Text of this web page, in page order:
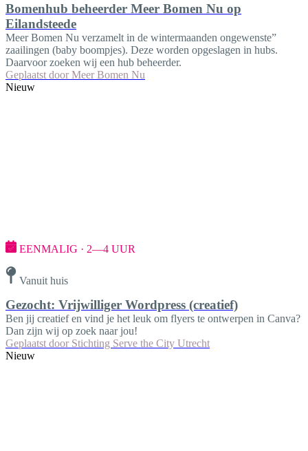
Bomenhub beheerder Meer Bomen Nu op
Eilandsteede
Meer Bomen Nu verzamelt in de wintermaanden ongewenste”
zaailingen (baby boompjes). Deze worden opgeslagen in hubs.
Daarvoor zoeken wij een hub beheerder.
Geplaatst door Meer Bomen Nu
Nieuw
EENMALIG · 2—4 UUR
Vanuit huis
Gezocht: Vrijwilliger Wordpress (creatief)
Ben jij creatief en vind je het leuk om flyers te ontwerpen in Canva?
Dan zijn wij op zoek naar jou!
Geplaatst door Stichting Serve the City Utrecht
Nieuw